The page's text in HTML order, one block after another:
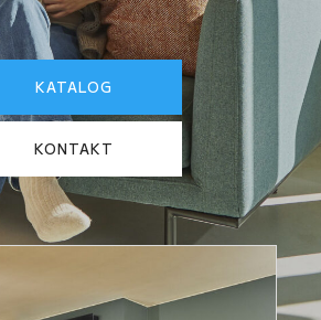
KATALOG
KONTAKT